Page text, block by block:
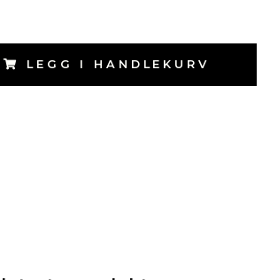
LEGG I HANDLEKURV